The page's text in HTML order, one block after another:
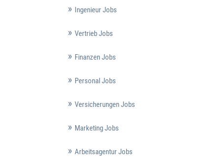
Ingenieur Jobs
Vertrieb Jobs
Finanzen Jobs
Personal Jobs
Versicherungen Jobs
Marketing Jobs
Arbeitsagentur Jobs